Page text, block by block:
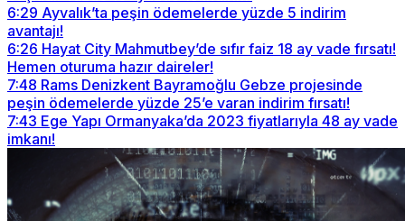
6:29 Ayvalık’ta peşin ödemelerde yüzde 5 indirim
avantajı!
6:26 Hayat City Mahmutbey’de sıfır faiz 18 ay vade fırsatı!
Hemen oturuma hazır daireler!
7:48 Rams Denizkent Bayramoğlu Gebze projesinde
peşin ödemelerde yüzde 25’e varan indirim fırsatı!
7:43 Ege Yapı Ormanyaka’da 2023 fiyatlarıyla 48 ay vade
imkanı!